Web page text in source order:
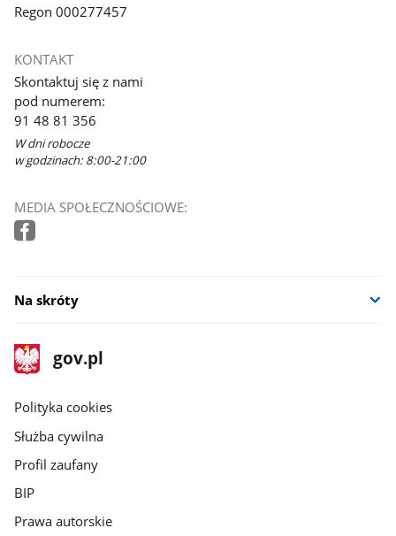
Regon 000277457
KONTAKT
Skontaktuj się z nami
pod numerem:
91 48 81 356
W dni robocze
w godzinach: 8:00-21:00
MEDIA SPOŁECZNOŚCIOWE:
Na skróty
stopka
gov.pl
Strona
gov.pl
gov.pl
Polityka cookies
Służba cywilna
Profil zaufany
BIP
Prawa autorskie